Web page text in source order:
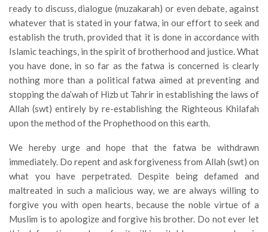
ready to discuss, dialogue (muzakarah) or even debate, against
whatever that is stated in your fatwa, in our effort to seek and
establish the truth, provided that it is done in accordance with
Islamic teachings, in the spirit of brotherhood and justice. What
you have done, in so far as the fatwa is concerned is clearly
nothing more than a political fatwa aimed at preventing and
stopping the da’wah of Hizb ut Tahrir in establishing the laws of
Allah (swt) entirely by re-establishing the Righteous Khilafah
upon the method of the Prophethood on this earth.
We hereby urge and hope that the fatwa be withdrawn
immediately. Do repent and ask forgiveness from Allah (swt) on
what you have perpetrated. Despite being defamed and
maltreated in such a malicious way, we are always willing to
forgive you with open hearts, because the noble virtue of a
Muslim is to apologize and forgive his brother. Do not ever let